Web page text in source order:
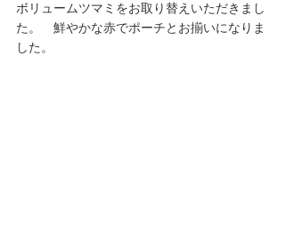
ボリュームツマミをお取り替えいただきまし
た。　鮮やかな赤でポーチとお揃いになりま
した。